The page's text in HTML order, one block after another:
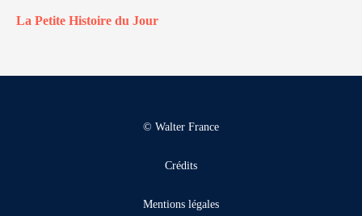
La Petite Histoire du Jour
© Walter France
Crédits
Mentions légales